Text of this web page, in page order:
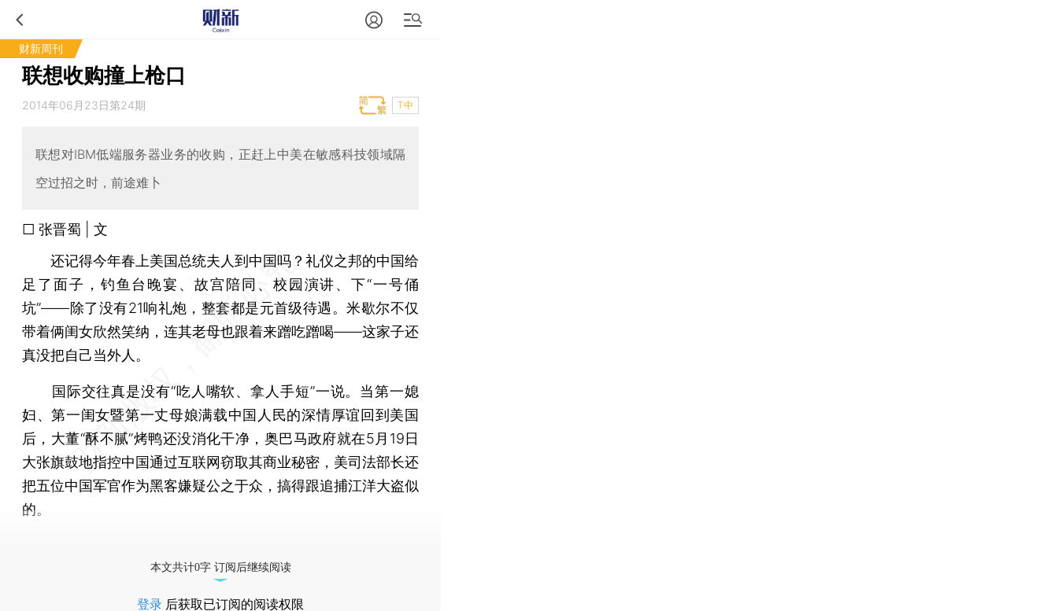
财新周刊
联想收购撞上枪口
2014年06月23日第24期 T中
联想对IBM低端服务器业务的收购，正赶上中美在敏感科技领域隔
空过招之时，前途难卜
□ 张晋蜀 | 文
还记得今年春上美国总统夫人到中国吗？礼仪之邦的中国给
足了面子，钓鱼台晚宴、故宫陪同、校园演讲、下“一号俑
坑”——除了没有21响礼炮，整套都是元首级待遇。米歇尔不仅
带着俩闺女欣然笑纳，连其老母也跟着来蹭吃蹭喝——这家子还
真没把自己当外人。
国际交往真是没有“吃人嘴软、拿人手短”一说。当第一媳
妇、第一闺女暨第一丈母娘满载中国人民的深情厚谊回到美国
后，大董“酥不腻”烤鸭还没消化干净，奥巴马政府就在5月19日
大张旗鼓地指控中国通过互联网窃取其商业秘密，美司法部长还
把五位中国军官作为黑客嫌疑公之于众，搞得跟追捕江洋大盗似
的。
本文共计0字 订阅后继续阅读
登录 后获取已订阅的阅读权限